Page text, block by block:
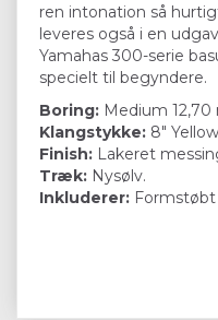
ren intonation så
leveres også i en
Yamahas 300-serie
specielt til begyndere.
Boring: Medium 12,70
Klangstykke: 8"
Finish: Lakeret
Træk: Nysølv.
Inkluderer: